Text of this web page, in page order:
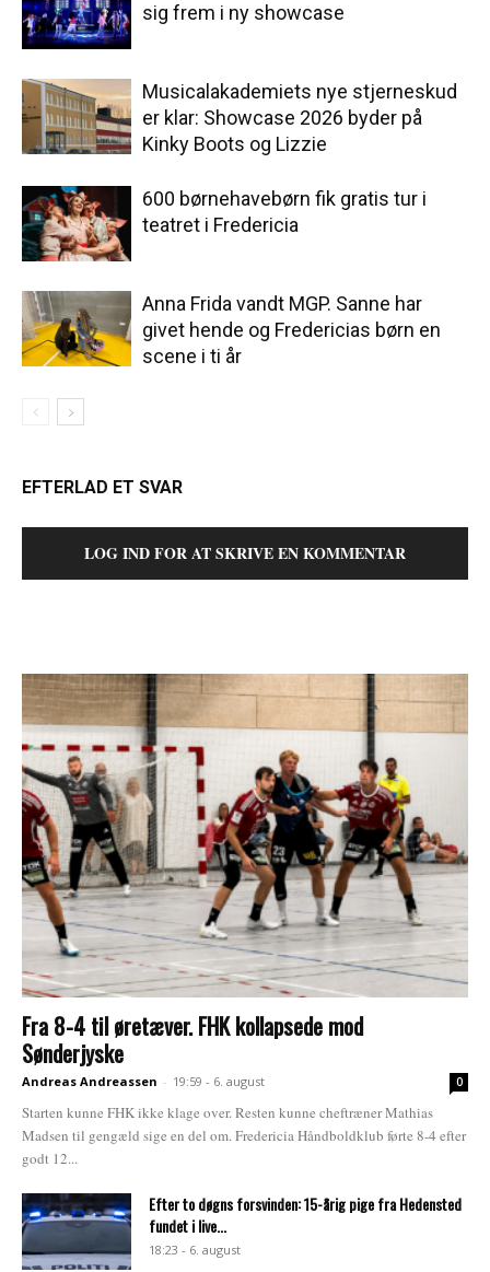
sig frem i ny showcase
Musicalakademiets nye stjerneskud
er klar: Showcase 2026 byder på
Kinky Boots og Lizzie
600 børnehavebørn fik gratis tur i
teatret i Fredericia
Anna Frida vandt MGP. Sanne har
givet hende og Fredericias børn en
scene i ti år
EFTERLAD ET SVAR
LOG IND FOR AT SKRIVE EN KOMMENTAR
Fra 8-4 til øretæver. FHK kollapsede mod
Sønderjyske
Andreas Andreassen - 19:59 - 6. august 0
Starten kunne FHK ikke klage over. Resten kunne cheftræner Mathias
Madsen til gengæld sige en del om. Fredericia Håndboldklub førte 8-4 efter
godt 12...
Efter to døgns forsvinden: 15-årig pige fra Hedensted
fundet i live...
18:23 - 6. august